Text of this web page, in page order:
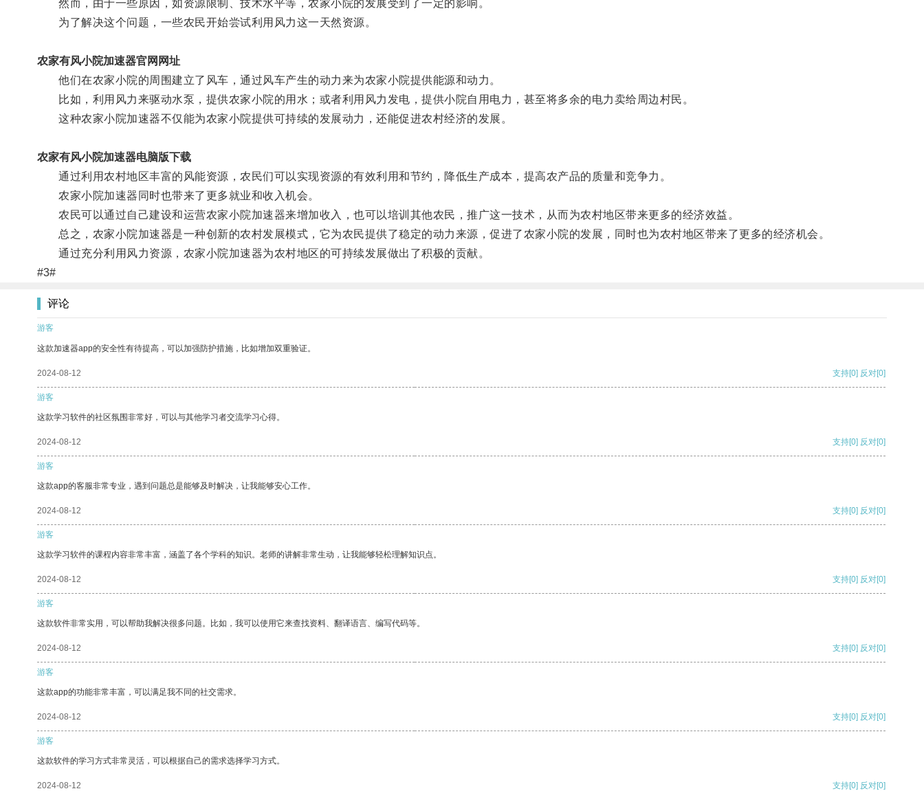
然而，由于一些原因，如资源限制、技术水平等，农家小院的发展受到了一定的影响。
为了解决这个问题，一些农民开始尝试利用风力这一天然资源。
农家有风小院加速器官网网址
他们在农家小院的周围建立了风车，通过风车产生的动力来为农家小院提供能源和动力。
比如，利用风力来驱动水泵，提供农家小院的用水；或者利用风力发电，提供小院自用电力，甚至将多余的电力卖给周边村民。
这种农家小院加速器不仅能为农家小院提供可持续的发展动力，还能促进农村经济的发展。
农家有风小院加速器电脑版下载
通过利用农村地区丰富的风能资源，农民们可以实现资源的有效利用和节约，降低生产成本，提高农产品的质量和竞争力。
农家小院加速器同时也带来了更多就业和收入机会。
农民可以通过自己建设和运营农家小院加速器来增加收入，也可以培训其他农民，推广这一技术，从而为农村地区带来更多的经济效益。
总之，农家小院加速器是一种创新的农村发展模式，它为农民提供了稳定的动力来源，促进了农家小院的发展，同时也为农村地区带来了更多的经济机会。
通过充分利用风力资源，农家小院加速器为农村地区的可持续发展做出了积极的贡献。
#3#
评论
游客
这款加速器app的安全性有待提高，可以加强防护措施，比如增加双重验证。
2024-08-12 支持[0] 反对[0]
游客
这款学习软件的社区氛围非常好，可以与其他学习者交流学习心得。
2024-08-12 支持[0] 反对[0]
游客
这款app的客服非常专业，遇到问题总是能够及时解决，让我能够安心工作。
2024-08-12 支持[0] 反对[0]
游客
这款学习软件的课程内容非常丰富，涵盖了各个学科的知识。老师的讲解非常生动，让我能够轻松理解知识点。
2024-08-12 支持[0] 反对[0]
游客
这款软件非常实用，可以帮助我解决很多问题。比如，我可以使用它来查找资料、翻译语言、编写代码等。
2024-08-12 支持[0] 反对[0]
游客
这款app的功能非常丰富，可以满足我不同的社交需求。
2024-08-12 支持[0] 反对[0]
游客
这款软件的学习方式非常灵活，可以根据自己的需求选择学习方式。
2024-08-12 支持[0] 反对[0]